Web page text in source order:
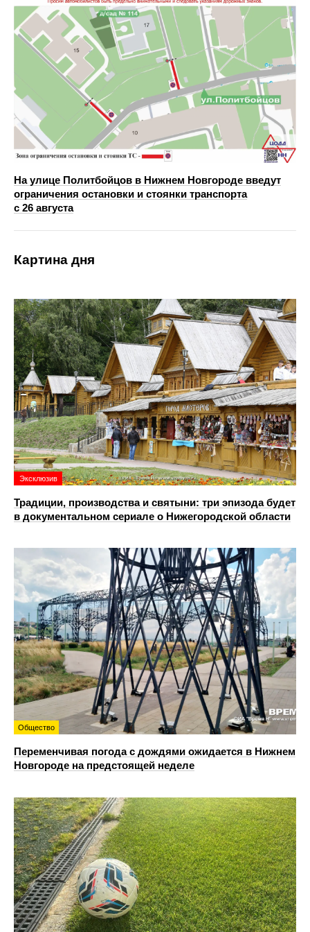
На улице Политбойцов в Нижнем Новгороде введут
ограничения остановки и стоянки транспорта
с 26 августа
Картина дня
Эксклюзив
Традиции, производства и святыни: три эпизода будет
в документальном сериале о Нижегородской области
Общество
Переменчивая погода с дождями ожидается в Нижнем
Новгороде на предстоящей неделе